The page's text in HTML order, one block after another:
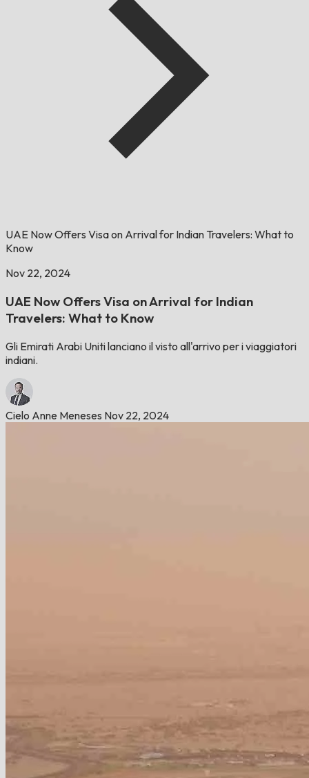
UAE Now Offers Visa on Arrival for Indian Travelers: What to
Know
Nov 22, 2024
UAE Now Offers Visa on Arrival for Indian
Travelers: What to Know
Gli Emirati Arabi Uniti lanciano il visto all'arrivo per i viaggiatori
indiani.
Cielo Anne Meneses Nov 22, 2024